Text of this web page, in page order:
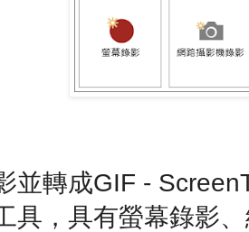
並轉成GIF -
具，具有螢幕錄影